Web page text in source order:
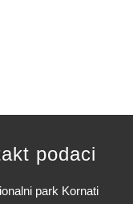
podaci
park Kornati